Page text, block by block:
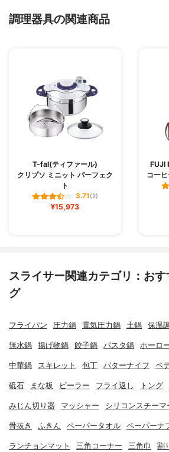
調理器具の関連商品
T-fal(ティファール)
クリプソ ミニット パーフェク
ト
3.71(2)
¥15,973
FUJI
コー
スライサー関連カテゴリ：お
グ
フライパン 圧力鍋 電気圧力鍋 土鍋 保温
無水鍋 揚げ物鍋 餃子鍋 パスタ鍋 ホーロ
中華鍋 スキレット 包丁 バターナイフ ペ
砥石 まな板 ピーラー フライ返し トング
みじん切り器 マッシャー シリコンスチーマ
骨抜き ふきん ペーパータオル ペーパーナ
ランチョンマット 三角コーナー 三角巾 割